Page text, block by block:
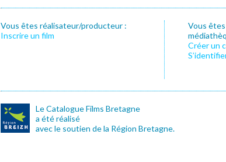
Vous êtes réalisateur/producteur :
Inscrire un film
Vous
Créer un
Le Catalogue Films Bretagne
a été réalisé
avec le soutien de la Région Bretagne.